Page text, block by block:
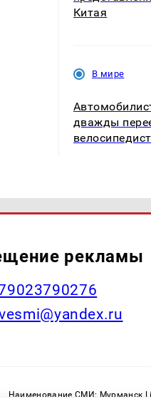
Китая
В мире
дважды
рекламы
Наименование СМИ: Мурманск